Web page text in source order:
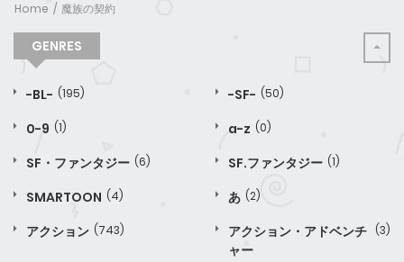
Home 魔族の契約
GENRES
-BL- (195) -SF- (50)
0-9 (1) a-z (0)
SF・ファンタジー (6) SF.ファンタジー (1)
SMARTOON (4) あ (2)
アクション (743)
アクション・アドベンチ
ャー
(3)